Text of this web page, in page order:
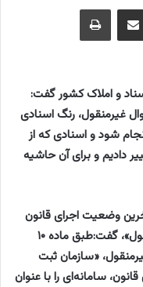
اشتراک گذاری با ایمیل
و املاک کشور گفت:
غیرمنقول، رنگ اسنادی
شود و اسنادی که از
دادیم و برای آن حاشیه
وضعیت اجرای قانون
«الزام به ثبت رسمی معاملات اموال غیرمنقول»، گفت:طبق ماده ۱۰
«سازمان ثبت
سامانه‌ای را با عنوان